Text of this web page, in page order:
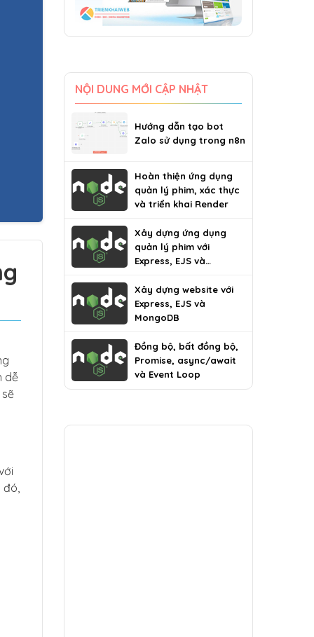
dễ
đó,
NỘI DUNG MỚI CẬP NHẬT
Hướng dẫn tạo bot
Zalo sử dụng trong n8n
Hoàn thiện ứng dụng
quản lý phim, xác thực
và triển khai Render
Xây dựng ứng dụng
quản lý phim với
Express, EJS và
Xây dựng website với
Express, EJS và
MongoDB
Đồng bộ, bất đồng bộ,
Promise, async/await
và Event Loop